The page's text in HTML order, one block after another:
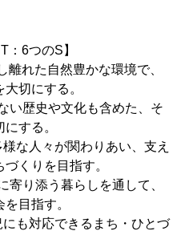
：6つのS】
れた自然豊かな環境で、
切にする。
い歴史や文化も含めた、そ
する。
な人々が関わりあい、支え
くりを目指す。
り添う暮らしを通して、
目指す。
も対応できるまち・ひとづ